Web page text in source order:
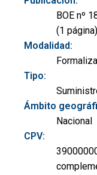
BOE nº
(1 página)
Modalidad:
Tipo:
Ámbito
Nacional
CPV: